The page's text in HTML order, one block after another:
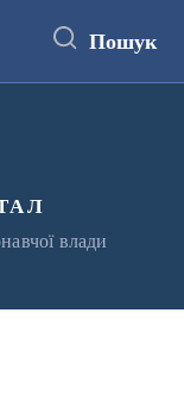
Пошук
влади